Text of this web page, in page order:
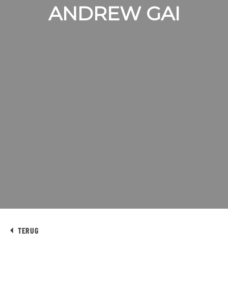
ANDREW GAI
TERUG